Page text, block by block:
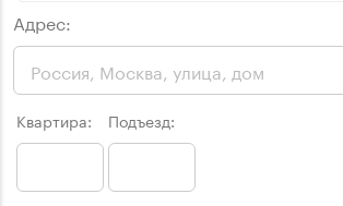
Адрес:
Квартира: Подъезд: